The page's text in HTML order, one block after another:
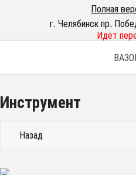
Полная
г. Челябинск пр.
Идёт
Инструмент
Назад